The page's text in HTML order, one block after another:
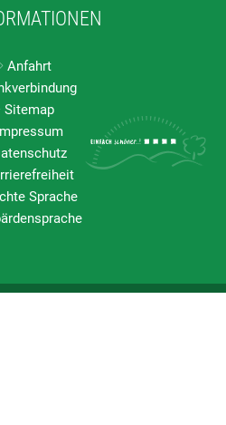
Anfahrt
Sitemap
Impressum
Sprache